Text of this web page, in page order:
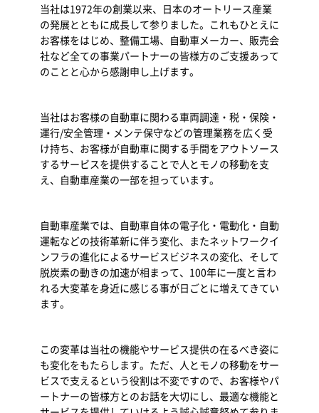
当社は1972年の創業以来、日本のオートリース産業
の発展とともに成長して参りました。これもひとえに
お客様をはじめ、整備工場、自動車メーカー、販売会
社など全ての事業パートナーの皆様方のご支援あって
のことと心から感謝申し上げます。
当社はお客様の自動車に関わる車両調達・税・保険・
運行/安全管理・メンテ保守などの管理業務を広く受
け持ち、お客様が自動車に関する手間をアウトソース
するサービスを提供することで人とモノの移動を支
え、自動車産業の一部を担っています。
自動車産業では、自動車自体の電子化・電動化・自動
運転などの技術革新に伴う変化、またネットワークイ
ンフラの進化によるサービスビジネスの変化、そして
脱炭素の動きの加速が相まって、100年に一度と言わ
れる大変革を身近に感じる事が日ごとに増えてきてい
ます。
この変革は当社の機能やサービス提供の在るべき姿に
も変化をもたらします。ただ、人とモノの移動をサー
ビスで支えるという役割は不変ですので、お客様やパ
ートナーの皆様方とのお話を大切にし、最適な機能と